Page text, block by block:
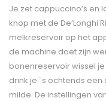
Je zet cappuccino’s en
knop met de De’Longhi
melkreservoir op het
de machine doet zijn
bonenreservoir wissel
drink je `s ochtends een
milde. De instellingen